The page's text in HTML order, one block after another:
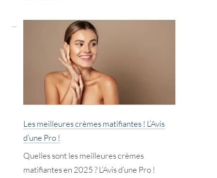
meilleures
crèmes
anti-
rougeurs
en
2025
!
!
Les meilleures crèmes matifiantes ! L’Avis
d’une Pro !
Quelles sont les meilleures crèmes
matifiantes en 2025 ? L’Avis d’une Pro !